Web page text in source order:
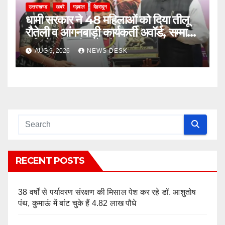
उत्तराखण्ड खबरे गढ़वाल देहरादून
धामी सरकार ने 48 महिलाओं को दिया तीलू
रौतेली व आंगनबाड़ी कार्यकर्ती अवॉर्ड, सम्मान
राशि में की भारी बढ़ोतरी
AUG 9, 2026 NEWS DESK
RECENT POSTS
38 वर्षों से पर्यावरण संरक्षण की मिसाल पेश कर रहे डॉ. आशुतोष
पंथ, कुमाऊं में बांट चुके हैं 4.82 लाख पौधे